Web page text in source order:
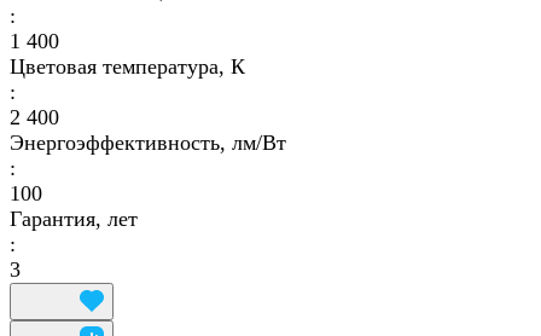
:
1 400
Цветовая температура, К
:
2 400
Энергоэффективность, лм/Вт
:
100
Гарантия, лет
:
3